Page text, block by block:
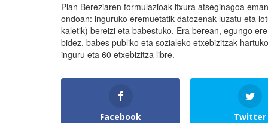
Plan Bereziaren formulazioak itxura atseginagoa
ondoan: inguruko eremuetatik datozenak luzatu eta
kaletik) bereizi eta babestuko. Era berean, egungo
bidez, babes publiko eta sozialeko etxebizitzak
inguru eta 60 etxebizitza libre.
Facebook Twitter